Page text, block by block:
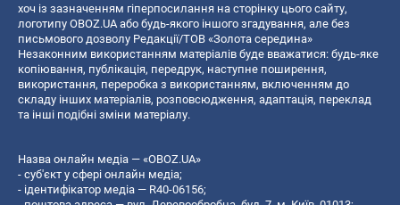
хоч із зазначенням гіперпосилання на сторінку цього сайту,
логотипу OBOZ.UA або будь-якого іншого згадування, але без
письмового дозволу Редакції/ТОВ «Золота середина»
Незаконним використанням матеріалів буде вважатися: будь-яке
копiювання, публiкацiя, передрук, наступне поширення,
використання, переробка з використанням, включенням до
складу інших матеріалів, розповсюдження, адаптація, переклад
та інші подібні зміни матеріалу.
Назва онлайн медіа — «OBOZ.UA»
- суб'єкт у сфері онлайн медіа;
- ідентифікатор медіа — R40-06156;